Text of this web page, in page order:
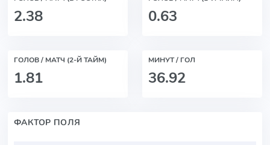
2.38 0.63
ГОЛОВ / МАТЧ (2-Й ТАЙМ)
1.81
МИНУТ / ГОЛ
36.92
ФАКТОР ПОЛЯ